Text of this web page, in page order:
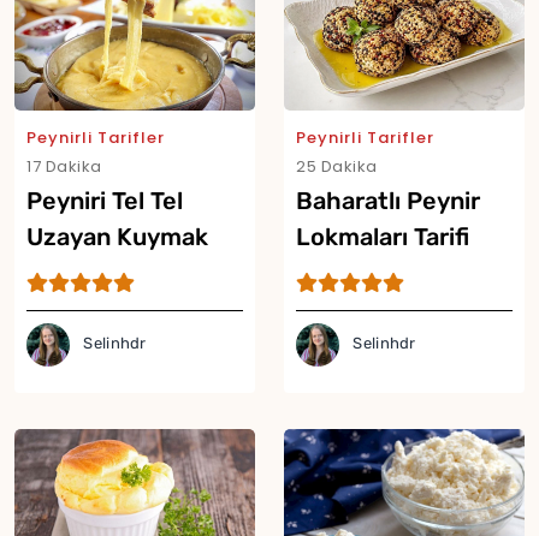
Peynirli Tarifler
17 Dakika
Peyniri Tel Tel
Uzayan Kuymak
Tarifi
Selinhdr
Peynirli Tarifler
25 Dakika
Baharatlı Peynir
Lokmaları Tarifi
Selinhdr